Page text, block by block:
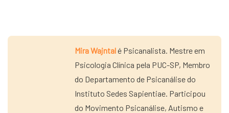
Mira Wajntalé Psicanalista. Mestre em
Psicologia Clínica pela PUC-SP, Membro
do Departamento de Psicanálise do
Instituto Sedes Sapientiae. Participou
do Movimento Psicanálise, Autismo e